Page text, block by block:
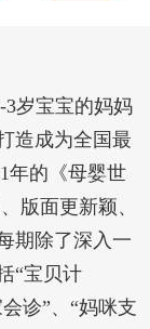
3岁宝宝的妈妈
造成为全国最
年的《母婴世
版面更新颖、
期除了深入一
“宝贝计
诊”、“妈咪支